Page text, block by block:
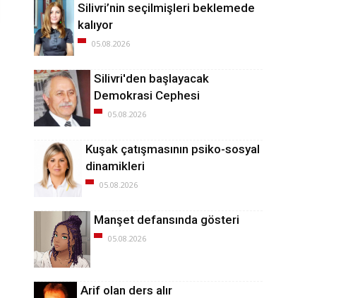
Silivri’nin seçilmişleri beklemede
kalıyor
05.08.2026
Silivri'den başlayacak
Demokrasi Cephesi
05.08.2026
Kuşak çatışmasının psiko-sosyal
dinamikleri
05.08.2026
Manşet defansında gösteri
05.08.2026
Arif olan ders alır